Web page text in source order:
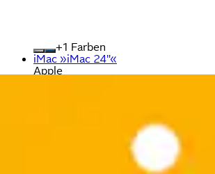
+
Farben
iMac »iMac 24"«
Apple